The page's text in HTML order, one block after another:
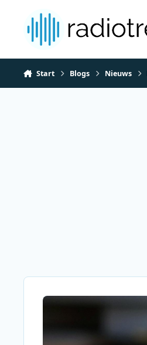
Start Blogs Nieuws